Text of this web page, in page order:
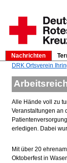
Navigation
überspringen
Nachrichten
DRK Ortsverein
Alle Hände voll zu
Veranstaltungen an
erledigen. Dabei
Mit über 20
Oktoberfest in